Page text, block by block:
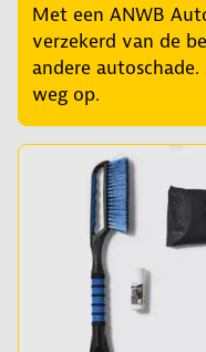
Met een ANWB
verzekerd van de
andere
weg op.